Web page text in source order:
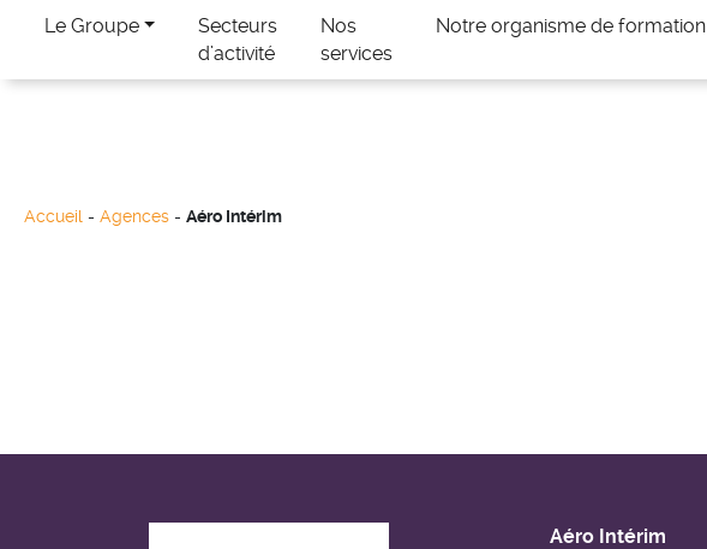
Le Groupe
Secteurs
d’activité
Nos
services
Notre organisme de formation
Aéro Intérim
Accueil - Agences - Aéro Intérim